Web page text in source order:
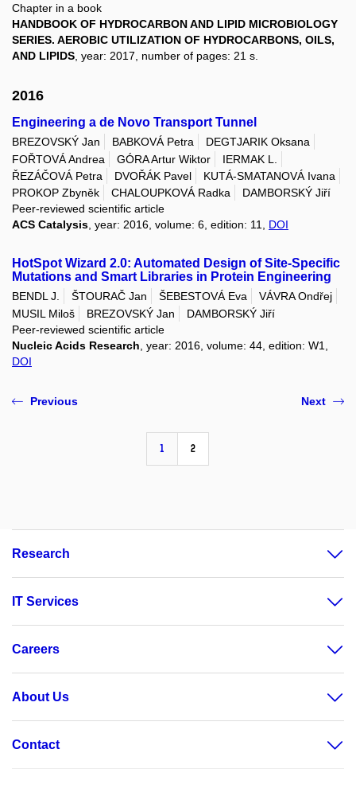
Chapter in a book
HANDBOOK OF HYDROCARBON AND LIPID MICROBIOLOGY
SERIES. AEROBIC UTILIZATION OF HYDROCARBONS, OILS,
AND LIPIDS , year: 2017, number of pages: 21 s.
2016
Engineering a de Novo Transport Tunnel
BREZOVSKÝ Jan BABKOVÁ Petra
DEGTJARIK Oksana
FOŘTOVÁ Andrea
GÓRA Artur Wiktor
IERMAK L.
ŘEZÁČOVÁ Petra
DVOŘÁK Pavel
KUTÁ-SMATANOVÁ Ivana
PROKOP Zbyněk
CHALOUPKOVÁ Radka
DAMBORSKÝ Jiří
Peer-reviewed scientific article
ACS Catalysis , year: 2016, volume: 6, edition: 11, DOI
HotSpot Wizard 2.0: Automated Design of Site-Specific
Mutations and Smart Libraries in Protein Engineering
BENDL J. ŠTOURAČ Jan ŠEBESTOVÁ Eva
VÁVRA Ondřej
MUSIL Miloš
BREZOVSKÝ Jan
DAMBORSKÝ Jiří
Peer-reviewed scientific article
Nucleic Acids Research , year: 2016, volume: 44, edition: W1,
DOI
Previous
1 2
Next
Research
IT Services
Careers
About Us
Contact